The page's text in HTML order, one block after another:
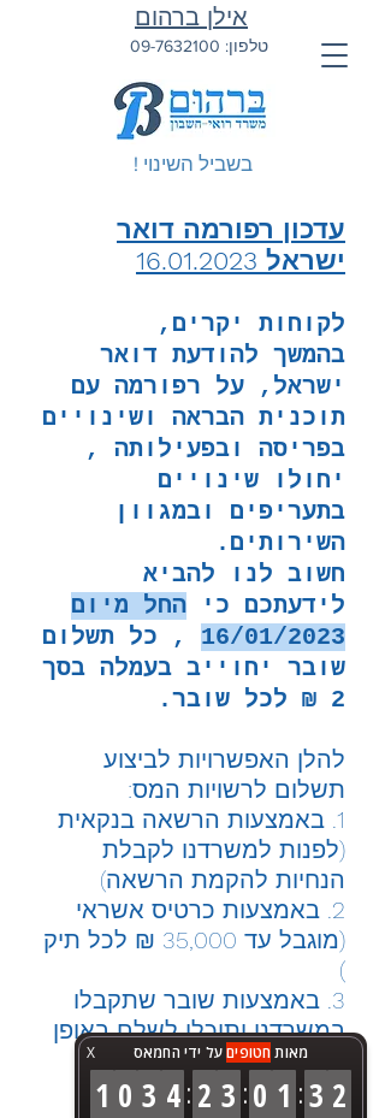
טלפון: 09-7632100
אילן ברהום
בשביל השינוי !
עדכון רפורמה דואר
ישראל 16.01.2023
לקוחות יקרים,
בהמשך להודעת דואר
ישראל, על רפורמה עם
תוכנית הבראה ושינויים
בפריסה ובפעילותה ,
יחולו שינויים
בתעריפים ובמגוון
השירותים.
חשוב לנו להביא
לידעתכם כי החל מיום
16/01/2023 , כל תשלום
שובר יחוייב בעמלה בסך
2 ₪ לכל שובר.
להלן האפשרויות לביצוע
תשלום לרשויות המס:
1. באמצעות הרשאה בנקאית
(לפנות למשרדנו לקבלת
הנחיות להקמת הרשאה)
2. באמצעות כרטיס אשראי
(מוגבל עד 35,000 ₪ לכל תיק
)
3. באמצעות שובר שתקבלו
במשרדנו ותוכלו לשלם באופן
עצמאיבבנק הדואר. X מאותחטופיםעל ידי החמאס
1 0 3 4: 2 3 :0 1 :3 2